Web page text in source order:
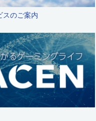
スのご案内